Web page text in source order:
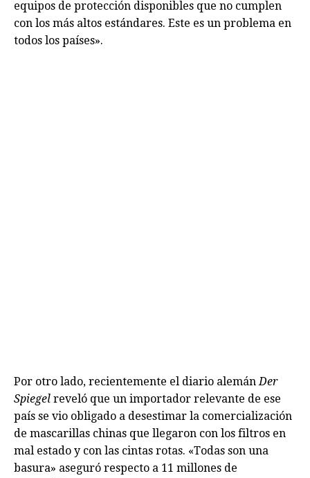
equipos de protección disponibles que no cumplen
con los más altos estándares. Este es un problema en
todos los países».
Por otro lado, recientemente el diario alemánDer
Spiegel reveló que un importador relevante de ese
país se vio obligado a desestimar la comercialización
de mascarillas chinas que llegaron con los filtros en
mal estado y con las cintas rotas. «Todas son una
basura» aseguró respecto a 11 millones de